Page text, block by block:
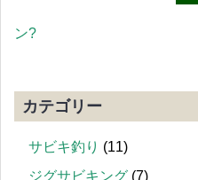
ン?
カテゴリー
サビキ釣り (11)
ジグサビキング (7)